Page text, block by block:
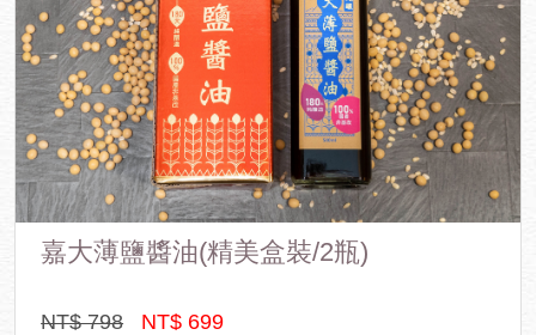
嘉大薄鹽醬油(精美盒裝/2瓶)
NT$ 798 NT$ 699